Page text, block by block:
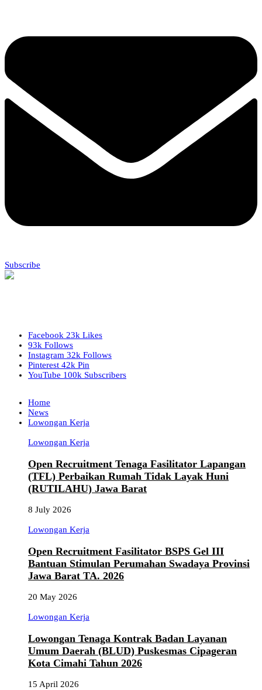
Subscribe
Facebook 23k Likes
93k Follows
Instagram 32k Follows
Pinterest 42k Pin
YouTube 100k Subscribers
Home
News
Lowongan Kerja
Lowongan Kerja
Open Recruitment Tenaga Fasilitator Lapangan
(TFL) Perbaikan Rumah Tidak Layak Huni
(RUTILAHU) Jawa Barat
8 July 2026
Lowongan Kerja
Open Recruitment Fasilitator BSPS Gel III
Bantuan Stimulan Perumahan Swadaya Provinsi
Jawa Barat TA. 2026
20 May 2026
Lowongan Kerja
Lowongan Tenaga Kontrak Badan Layanan
Umum Daerah (BLUD) Puskesmas Cipageran
Kota Cimahi Tahun 2026
15 April 2026